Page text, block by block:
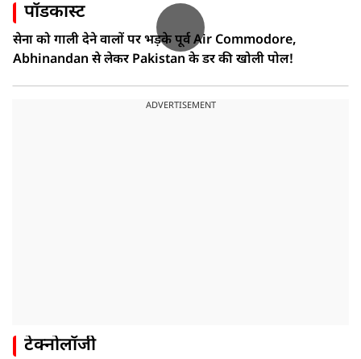
पॉडकास्ट
सेना को गाली देने वालों पर भड़के पूर्व Air Commodore,
Abhinandan से लेकर Pakistan के डर की खोली पोल!
ADVERTISEMENT
टेक्नोलॉजी